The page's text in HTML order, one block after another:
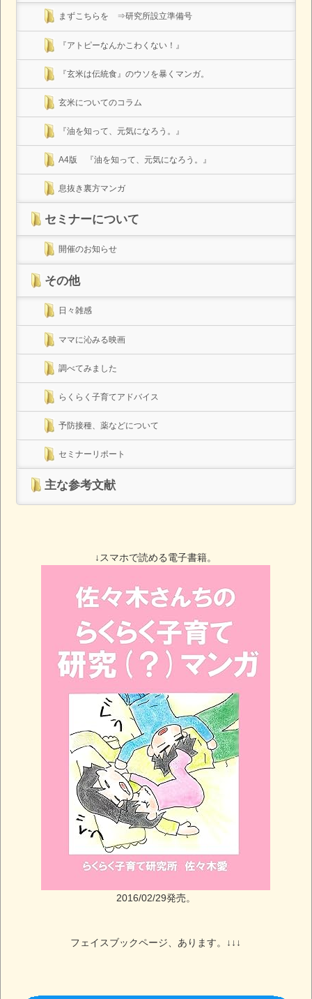
まずこちらを ⇒研究所設立準備号
『アトピーなんかこわくない！』
『玄米は伝統食』のウソを暴くマンガ。
玄米についてのコラム
『油を知って、元気になろう。』
A4版 『油を知って、元気になろう。』
息抜き裏方マンガ
セミナーについて
開催のお知らせ
その他
日々雑感
ママに沁みる映画
調べてみました
らくらく子育てアドバイス
予防接種、薬などについて
セミナーリポート
主な参考文献
↓スマホで読める電子書籍。
2016/02/29発売。
フェイスブックページ、あります。↓↓↓